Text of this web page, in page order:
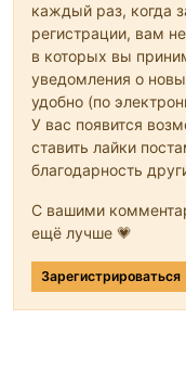
каждый раз, когда
регистрации, вам
в которых вы
уведомления о
удобно (по
У вас появится
ставить лайки
благодарность
С вашими
ещё лучше 💗
Зарегистрироваться